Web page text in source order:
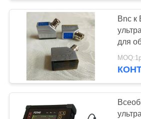
Holiday
Bnc к
для